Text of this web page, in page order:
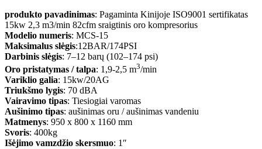
produkto pavadinimas: Pagaminta Kinijoje ISO9001 sertifikatas
15kw 2,3 m3/min 82cfm sraigtinis oro kompresorius
Modelio numeris: MCS-15
Maksimalus slėgis:12BAR/174PSI
Darbinis slėgis: 7–12 barų (102–174 psi)
Oro pristatymas / talpa: 1,9-2,5 m3/min
Variklio galia: 15kw/20AG
Triukšmo lygis: 70 dBA
Vairavimo tipas: Tiesiogiai varomas
Aušinimo tipas: aušinimas oru / aušinimas vandeniu
Matmenys: 950 x 800 x 1160 mm
Svoris: 400kg
Išėjimo vamzdžio skersmuo: 1″